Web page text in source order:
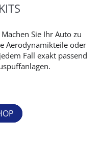
Sie Ihr Auto zu
Aerodynamikteile oder
Fall exakt passend